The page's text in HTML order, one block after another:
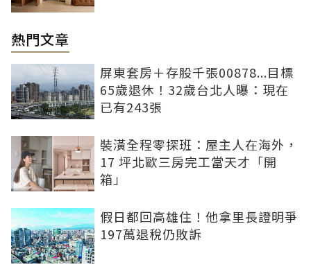
熱門文章
屏東套房＋存股千張00878...目標
65歲退休！32歲台北人曝：現在
已有243張
裝潢全程零探班：屋主人在海外，
17 坪北歐三房完工當天才「開
箱」
假日都回高雄住！他拿里長證明爭
197萬退稅仍敗訴